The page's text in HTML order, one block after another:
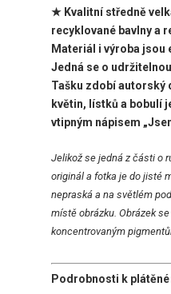
★ Kvalitní středně
recyklované bavlny a
Materiál i výroba jsou
Jedná se o
Tašku zdobí autorský
květin, lístků a bobulí
vtipným nápisem
Jelikož se jedná z části o
originál a fotka je do jisté
nepraská a na světlém
místě obrázku. Obrázek
koncentrovaným
Podrobnosti k plátěné